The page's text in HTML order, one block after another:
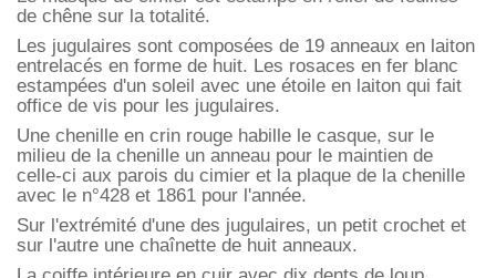
de chêne sur la totalité.
Les jugulaires sont composées de 19 anneaux en laiton
entrelacés en forme de huit. Les rosaces en fer blanc
estampées d'un soleil avec une étoile en laiton qui fait
office de vis pour les jugulaires.
Une chenille en crin rouge habille le casque, sur le
milieu de la chenille un anneau pour le maintien de
celle-ci aux parois du cimier et la plaque de la chenille
avec le n°428 et 1861 pour l'année.
Sur l'extrémité d'une des jugulaires, un petit crochet et
sur l'autre une chaînette de huit anneaux.